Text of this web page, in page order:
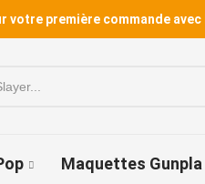
votre première commande avec
Maquettes Gunpla